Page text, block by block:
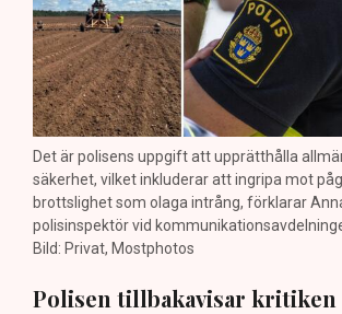
Det är polisens uppgift att upprätthålla
säkerhet, vilket inkluderar att ingripa mot
brottslighet som olaga intrång, förklarar
polisinspektör vid
Bild: Privat, Mostphotos
Polisen tillbakavisar